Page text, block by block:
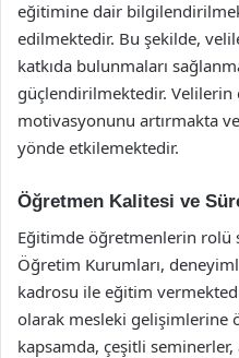
eğitimine dair
edilmektedir. Bu şekilde,
katkıda bulunmaları
güçlendirilmektedir. Velilerin
motivasyonunu artırmakta
yönde etkilemektedir.
Öğretmen Kalitesi ve
Eğitimde öğretmenlerin rolü
Öğretim Kurumları,
kadrosu ile eğitim
olarak mesleki gelişimlerine
kapsamda, çeşitli seminerler,